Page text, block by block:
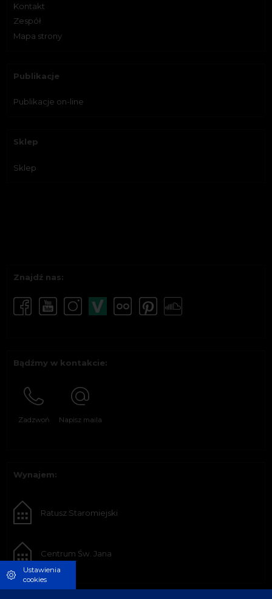
Kontakt
Zespół
Mapa strony
Publikacje
Publikacje on-line
Sklep
Sklep
Znajdź nas:
Bądźmy w kontakcie:
Zadzwoń Napisz maila
Wynajem:
Ratusz Staromiejski
Centrum Św. Jana
Ustawienia
cookies